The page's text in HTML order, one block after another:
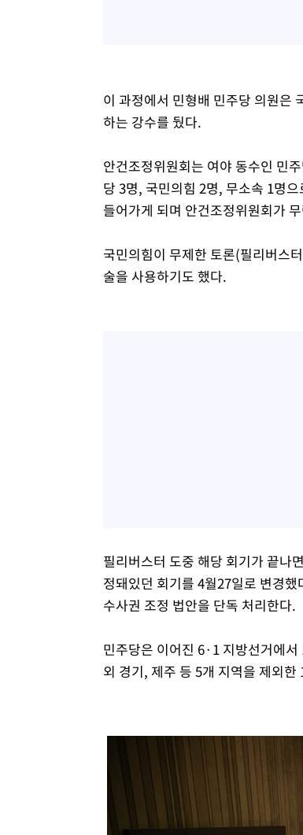
이 과정에서 민형배 민주당 의원은
하는 강수를 뒀다.
안건조정위원회는 여야 동수인 민
당 3명, 국민의힘 2명, 무소속 1명
들어가게 되며 안건조정위원회가
국민의힘이 무제한 토론(필리버스
술을 사용하기도 했다.
필리버스터 도중 해당 회기가 끝나
정돼있던 회기를 4월27일로 변경
수사권 조정 법안을 단독 처리한다.
민주당은 이어진 6·1 지방선거에
외 경기, 제주 등 5개 지역을 제외